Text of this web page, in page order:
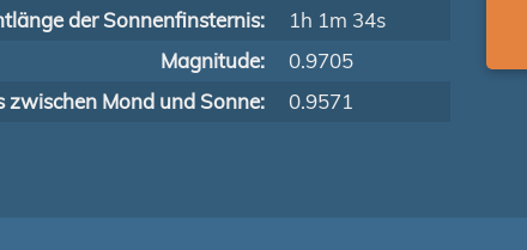
der Sonnenfinsternis:
1h 1m 34s
Magnitude:
0.9705
zwischen Mond und Sonne:
0.9571